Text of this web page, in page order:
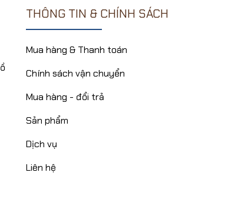
THÔNG TIN & CHÍNH SÁCH
Mua hàng & Thanh toán
Chính sách vận chuyển
Mua hàng - đổi trả
Sản phẩm
Dịch vụ
Liên hệ